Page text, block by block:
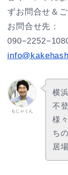
ずお問合せ＆
お問合せ先：
もじゃくん
横
不
様
ちの
居